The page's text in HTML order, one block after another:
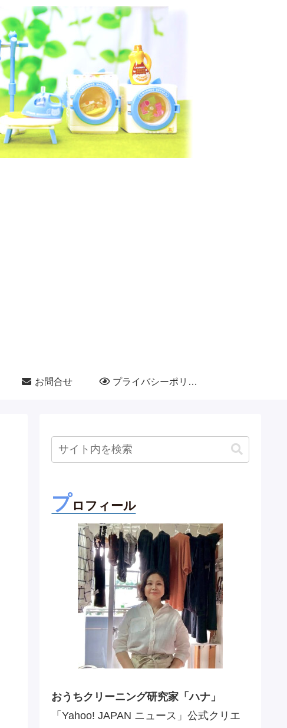
お問合せ プライバシーポリシー
プロフィール
おうちクリーニング研究家「ハナ」
「Yahoo! JAPAN ニュース」公式クリエ